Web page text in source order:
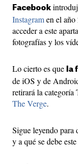
Facebook
Instagramen el año
acceder a este
fotografías y los
Lo cierto es que la
de iOS y de
retirará la categoría
The Verge.
Sigue leyendo para
y a qué se debe este